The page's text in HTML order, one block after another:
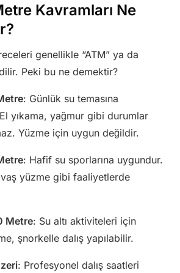
Kavramları Ne
genellikle “ATM” ya da
Peki bu ne demektir?
: Günlük su temasına
El yıkama, yağmur gibi durumlar
Yüzme için uygun değildir.
: Hafif su sporlarına uygundur.
yüzme gibi faaliyetlerde
Metre: Su altı aktiviteleri için
şnorkelle dalış yapılabilir.
: Profesyonel dalış saatleri